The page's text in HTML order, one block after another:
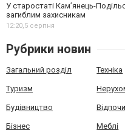
У старостаті Кам’янець-
загиблим захисникам
12:20,5 серпня
Рубрики новин
Загальний розділ Техніка
Туризм
Будівництво
Бізнес Меблі